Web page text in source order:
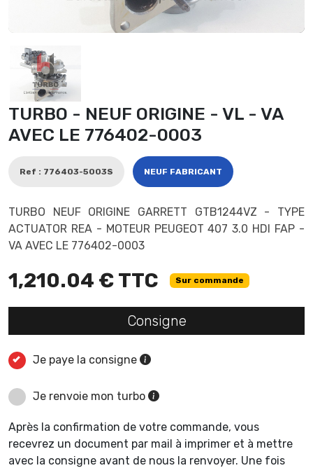
TURBO - NEUF ORIGINE - VL - VA
AVEC LE 776402-0003
Ref : 776403-5003S NEUF FABRICANT
TURBO NEUF ORIGINE GARRETT GTB1244VZ - TYPE
ACTUATOR REA - MOTEUR PEUGEOT 407 3.0 HDI FAP -
VA AVEC LE 776402-0003
1,210.04 € TTC Sur commande
Consigne
Je paye la consigne
Je renvoie mon turbo
Après la confirmation de votre commande, vous
recevrez un document par mail à imprimer et à mettre
avec la consigne avant de nous la renvoyer. Une fois